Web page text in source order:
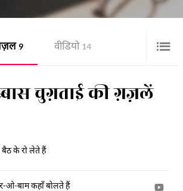
9 वीडियो 14
चुग़ताई की ग़ज़लें
के रो लेते हैं
ओ-बाम कहाँ बोलते हैं